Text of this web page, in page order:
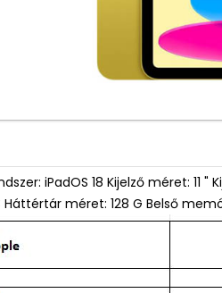
iPadOS 18 Kijelző méret: 11
méret: 128 G Belső